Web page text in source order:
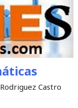
Castro